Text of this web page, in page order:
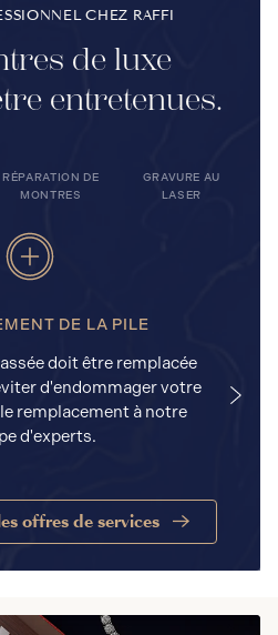
CHEZ RAFFI
de luxe
entretenues.
RÉPARATION DE
MONTRES
GRAVURE AU
LASER
DE LA PILE
doit être remplacée
d'endommager votre
remplacement à notre
d'experts.
offres de services